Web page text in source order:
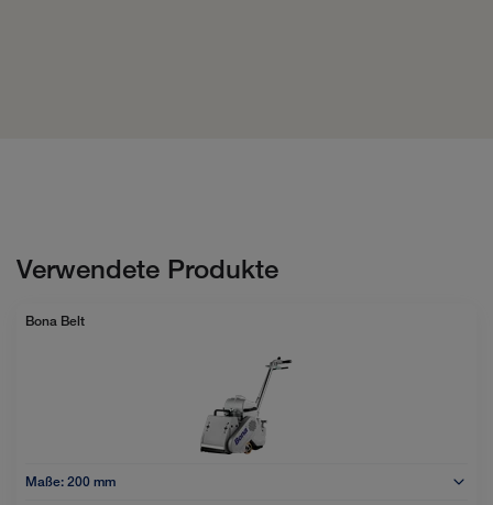
Verwendete Produkte
Bona Belt
Maße: 200 mm